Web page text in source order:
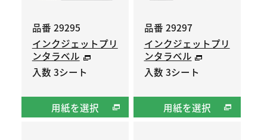
品番 29295
インクジェットプリ
ンタラベル
入数 3シート
用紙を選択
品番 29297
インクジェットプリ
ンタラベル
入数 3シート
用紙を選択